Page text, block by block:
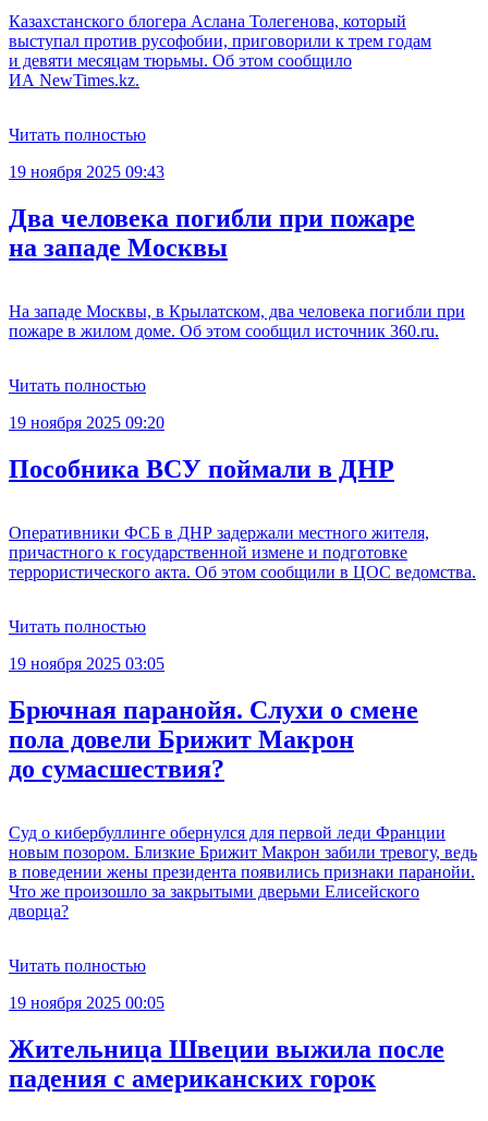
Казахстанского блогера Аслана Толегенова, который
выступал против русофобии, приговорили к трем годам
и девяти месяцам тюрьмы. Об этом сообщило
ИА NewTimes.kz.
Читать полностью
19 ноября 2025 09:43
Два человека погибли при пожаре
на западе Москвы
На западе Москвы, в Крылатском, два человека погибли при
пожаре в жилом доме. Об этом сообщил источник 360.ru.
Читать полностью
19 ноября 2025 09:20
Пособника ВСУ поймали в ДНР
Оперативники ФСБ в ДНР задержали местного жителя,
причастного к государственной измене и подготовке
террористического акта. Об этом сообщили в ЦОС ведомства.
Читать полностью
19 ноября 2025 03:05
Брючная паранойя. Слухи о смене
пола довели Брижит Макрон
до сумасшествия?
Суд о кибербуллинге обернулся для первой леди Франции
новым позором. Близкие Брижит Макрон забили тревогу, ведь
в поведении жены президента появились признаки паранойи.
Что же произошло за закрытыми дверьми Елисейского
дворца?
Читать полностью
19 ноября 2025 00:05
Жительница Швеции выжила после
падения с американских горок